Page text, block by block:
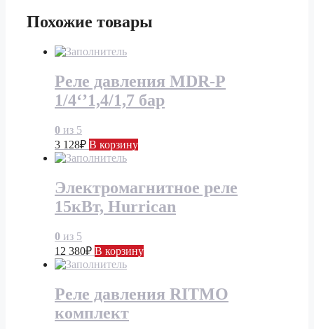
Похожие товары
Реле давления MDR-P
1/4‘’1,4/1,7 бар
0 из 5
3 128₽ В корзину
Электромагнитное реле
15кВт, Hurrican
0 из 5
12 380₽ В корзину
Реле давления RITMO
комплект